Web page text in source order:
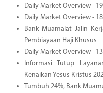
Daily Market Overview -
Daily Market Overview -
Bank Muamalat Jalin
Pembiayaan Haji Khusus
Daily Market Overview -
Informasi Tutup
Kenaikan Yesus Kristus
Tumbuh 24%, Bank